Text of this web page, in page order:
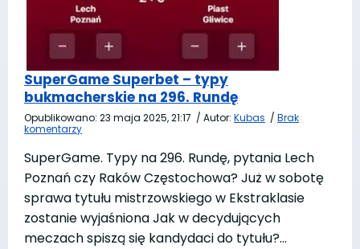
SuperGame Superbet – typy
bukmacherskie na 296. Rundę
Opublikowano: 23 maja 2025, 21:17 / Autor: Kubas / Brak
komentarzy
SuperGame. Typy na 296. Rundę, pytania Lech
Poznań czy Raków Częstochowa? Już w sobotę
sprawa tytułu mistrzowskiego w Ekstraklasie
zostanie wyjaśniona Jak w decydujących
meczach spiszą się kandydaci do tytułu?…